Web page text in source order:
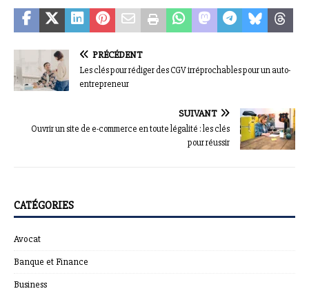
PRÉCÉDENT
Les clés pour rédiger des CGV irréprochables pour un auto-
entrepreneur
SUIVANT
Ouvrir un site de e-commerce en toute légalité : les clés
pour réussir
CATÉGORIES
Avocat
Banque et Finance
Business